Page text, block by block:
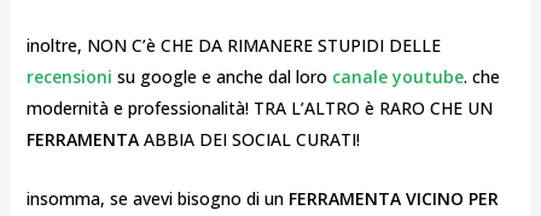
inoltre, NON C’è CHE DA RIMANERE STUPIDI DELLE
recensioni su google e anche dal loro canale youtube. che
modernità e professionalità! TRA L’ALTRO è RARO CHE UN
FERRAMENTA ABBIA DEI SOCIAL CURATI!
insomma, se avevi bisogno di un FERRAMENTA VICINO PER